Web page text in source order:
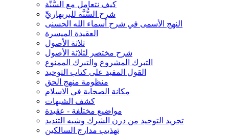
كيف نتعامل مع السُّنَّة
شرح السُّنَّة للبربهاريِّ
النهج الأسمى في شرح أسماء الله الحسنى
العقيدة الميسرة
ثلاثة الأصول
شرح مختصر لثلاثة الأصول
التبرك المشروع والتبرك الممنوع
القول المفيد على كتاب التوحيد
منظومة منهج الحق
مكانة الصحابة في الاسلام
كشف الشبهات
مواضيع مختلفة - عقيدة
تجريد التوحيد من درن الشرك وشبه التنديد
تهذيب مدارج السالكين